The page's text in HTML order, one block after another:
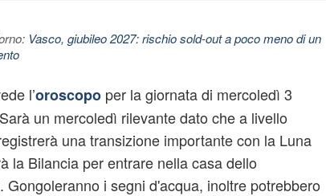
Vasco, giubileo 2027: rischio sold-out a poco meno di un
l’oroscopoper la giornata di mercoledì 3
un mercoledì rilevante dato che a livello
una transizione importante con la Luna
la Bilancia per entrare nella casa dello
Gongoleranno i segni d'acqua, inoltre potrebbero